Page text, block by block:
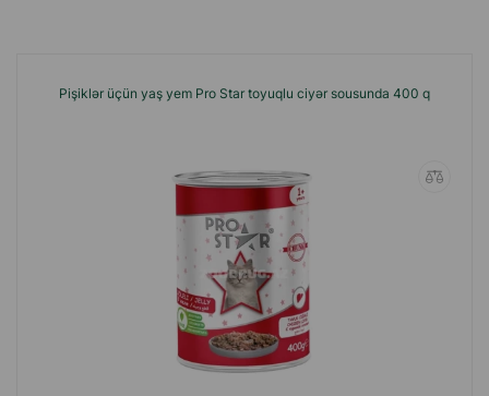
Pişiklər üçün yaş yem Pro Star toyuqlu ciyər sousunda 400 q